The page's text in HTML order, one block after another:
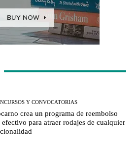
Y CONVOCATORIAS
crea un programa de reembolso
efectivo para atraer rodajes de cualquier